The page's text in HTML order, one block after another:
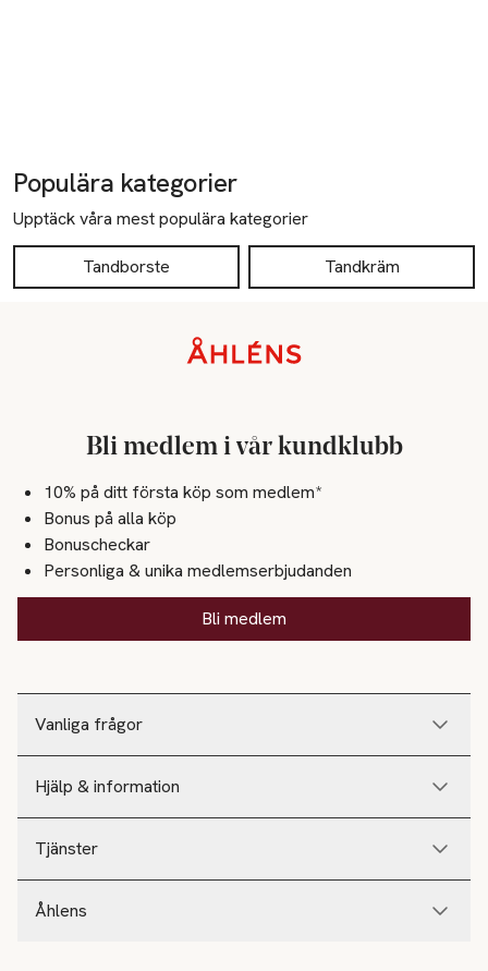
Populära kategorier
Upptäck våra mest populära kategorier
Tandborste Tandkräm
Vanliga frågor
Hjälp & information
Tjänster
Åhlens
Bli medlem i vår kundklubb
10% på ditt första köp som medlem*
Bonus på alla köp
Bonuscheckar
Personliga & unika medlemserbjudanden
Bli medlem